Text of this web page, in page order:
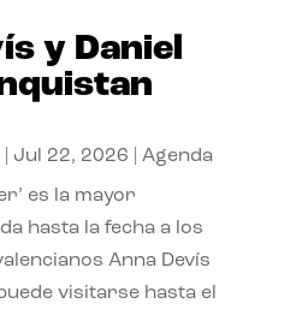
y Daniel
| Jul 22, 2026 Agenda
es la mayor
hasta la fecha a los
Anna Devís
visitarse hasta el